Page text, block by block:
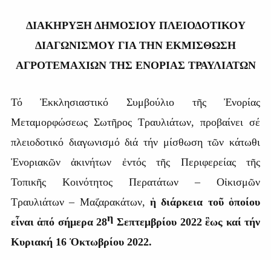
ΔΙΑΚΗΡΥΞΗ ΔΗΜΟΣΙΟΥ ΠΛΕΙΟΔΟΤΙΚΟΥ
ΔΙΑΓΩΝΙΣΜΟΥ ΓΙΑ ΤΗΝ ΕΚΜΙΣΘΩΣΗ
ΑΓΡΟΤΕΜΑΧΙΩΝ ΤΗΣ ΕΝΟΡΙΑΣ ΤΡΑΥΛΙΑΤΩΝ
Τό Ἐκκλησιαστικό Συμβούλιο τῆς Ἐνορίας
Μεταμορφώσεως Σωτῆρος Τραυλιάτων, προβαίνει σέ
πλειοδοτικό διαγωνισμό διά τήν μίσθωση τῶν κάτωθι
Ἐνοριακῶν ἀκινήτων ἐντός τῆς Περιφερείας τῆς
Τοπικῆς Κοινότητος Περατάτων – Οἰκισμῶν
Τραυλιάτων – Μαζαρακάτων, ἡ διάρκεια τοῦ ὁποίου
εἶναι ἀπό σήμερα 28η Σεπτεμβρίου 2022 ἓως καί τήν
Κυριακή 16 Ὀκτωβρίου 2022.